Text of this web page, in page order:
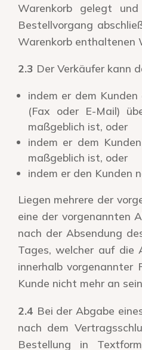
Warenkorb gelegt
Bestellvorgang
Warenkorb enthaltenen
2.3 Der Verkäufer kann
indem er dem
(Fax oder E-Mail)
maßgeblich ist, oder
indem er dem
maßgeblich ist, oder
indem er den Kunden
Liegen mehrere der
eine der vorgenannten
nach der Absendung
Tages, welcher auf die
innerhalb
Kunde nicht mehr an
2.4 Bei der Abgabe
nach dem
Bestellung in